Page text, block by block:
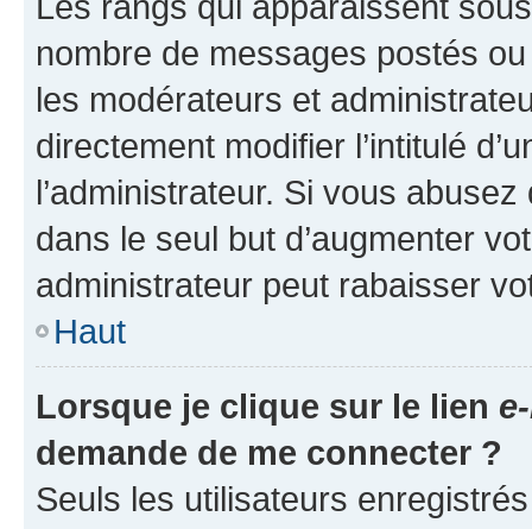
nombre de messages postés
les modérateurs et
directement modifier l’intitulé
l’administrateur. Si vous
dans le seul but d’augmenter
administrateur peut rabaisser
Haut
Lorsque je clique sur le lien
demande de me connecter ?
Seuls les utilisateurs